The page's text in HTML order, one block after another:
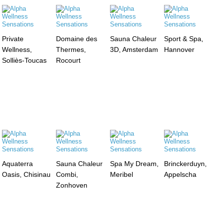
Private
Wellness,
Solliès-Toucas
Domaine des
Thermes,
Rocourt
Sauna Chaleur
3D, Amsterdam
Sport & Spa,
Hannover
Aquaterra
Oasis, Chisinau
Sauna Chaleur
Combi,
Zonhoven
Spa My Dream,
Meribel
Brinckerduyn,
Appelscha